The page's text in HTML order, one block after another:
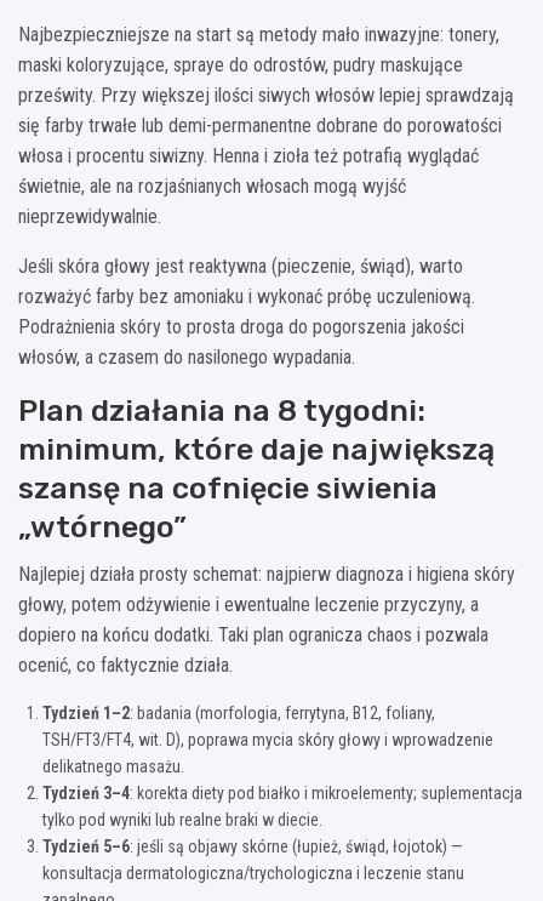
Najbezpieczniejsze na start są metody mało inwazyjne: tonery,
maski koloryzujące, spraye do odrostów, pudry maskujące
prześwity. Przy większej ilości siwych włosów lepiej sprawdzają
się farby trwałe lub demi-permanentne dobrane do porowatości
włosa i procentu siwizny. Henna i zioła też potrafią wyglądać
świetnie, ale na rozjaśnianych włosach mogą wyjść
nieprzewidywalnie.
Jeśli skóra głowy jest reaktywna (pieczenie, świąd), warto
rozważyć farby bez amoniaku i wykonać próbę uczuleniową.
Podrażnienia skóry to prosta droga do pogorszenia jakości
włosów, a czasem do nasilonego wypadania.
Plan działania na 8 tygodni:
minimum, które daje największą
szansę na cofnięcie siwienia
„wtórnego”
Najlepiej działa prosty schemat: najpierw diagnoza i higiena skóry
głowy, potem odżywienie i ewentualne leczenie przyczyny, a
dopiero na końcu dodatki. Taki plan ogranicza chaos i pozwala
ocenić, co faktycznie działa.
Tydzień 1–2: badania (morfologia, ferrytyna, B12, foliany,
TSH/FT3/FT4, wit. D), poprawa mycia skóry głowy i wprowadzenie
delikatnego masażu.
Tydzień 3–4: korekta diety pod białko i mikroelementy; suplementacja
tylko pod wyniki lub realne braki w diecie.
Tydzień 5–6: jeśli są objawy skórne (łupież, świąd, łojotok) —
konsultacja dermatologiczna/trychologiczna i leczenie stanu